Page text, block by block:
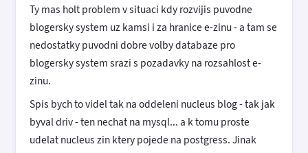
Ty mas holt problem v situaci kdy rozvijis puvodne
blogersky system uz kamsi i za hranice e-zinu - a tam se
nedostatky puvodni dobre volby databaze pro
blogersky system srazi s pozadavky na rozsahlost e-
zinu.
Spis bych to videl tak na oddeleni nucleus blog - tak jak
byval driv - ten nechat na mysql... a k tomu proste
udelat nucleus zin ktery pojede na postgress. Jinak